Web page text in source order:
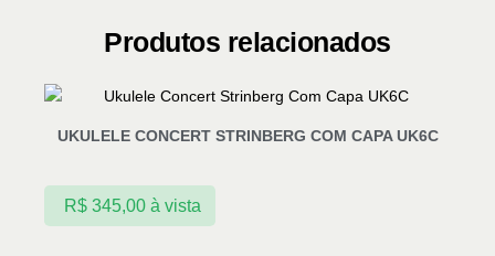
Produtos relacionados
UKULELE CONCERT STRINBERG COM CAPA UK6C
R$345,00 à vista